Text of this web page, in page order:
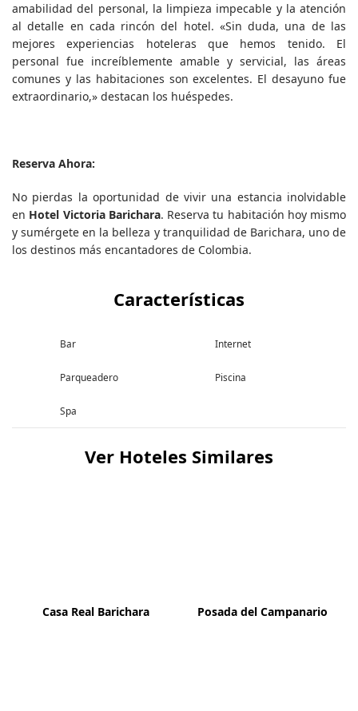
amabilidad del personal, la limpieza impecable y la atención
al detalle en cada rincón del hotel. «Sin duda, una de las
mejores experiencias hoteleras que hemos tenido. El
personal fue increíblemente amable y servicial, las áreas
comunes y las habitaciones son excelentes. El desayuno fue
extraordinario,» destacan los huéspedes.
Reserva Ahora:
No pierdas la oportunidad de vivir una estancia inolvidable
en Hotel Victoria Barichara. Reserva tu habitación hoy mismo
y sumérgete en la belleza y tranquilidad de Barichara, uno de
los destinos más encantadores de Colombia.
Características
Bar Internet
Parqueadero Piscina
Spa
Ver Hoteles Similares
Casa Real Barichara Posada del Campanario